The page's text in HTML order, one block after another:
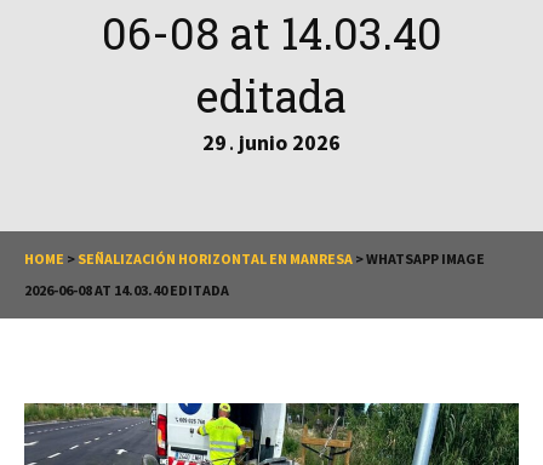
06-08 at 14.03.40
editada
29 . junio 2026
HOME > SEÑALIZACIÓN HORIZONTAL EN MANRESA >WHATSAPP IMAGE
2026-06-08 AT 14.03.40 EDITADA